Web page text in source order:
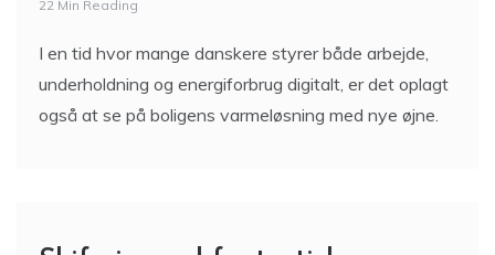
22 Min Reading
I en tid hvor mange danskere styrer både arbejde,
underholdning og energiforbrug digitalt, er det oplagt
også at se på boligens varmeløsning med nye øjne.